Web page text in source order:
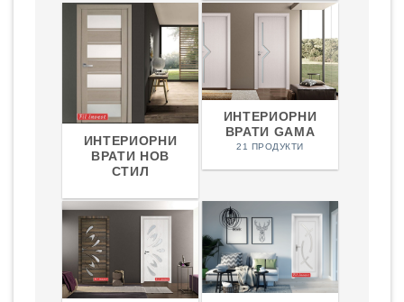
ИНТЕРИОРНИ
ВРАТИ НОВ
СТИЛ
ИНТЕРИОРНИ
ВРАТИ GAMA
21 ПРОДУКТИ